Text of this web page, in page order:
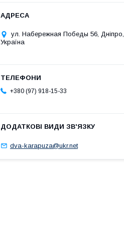
ул. Набережная Победы 56, Дніпро,
Україна
+380 (97) 918-15-33
dva-karapuza@ukr.net